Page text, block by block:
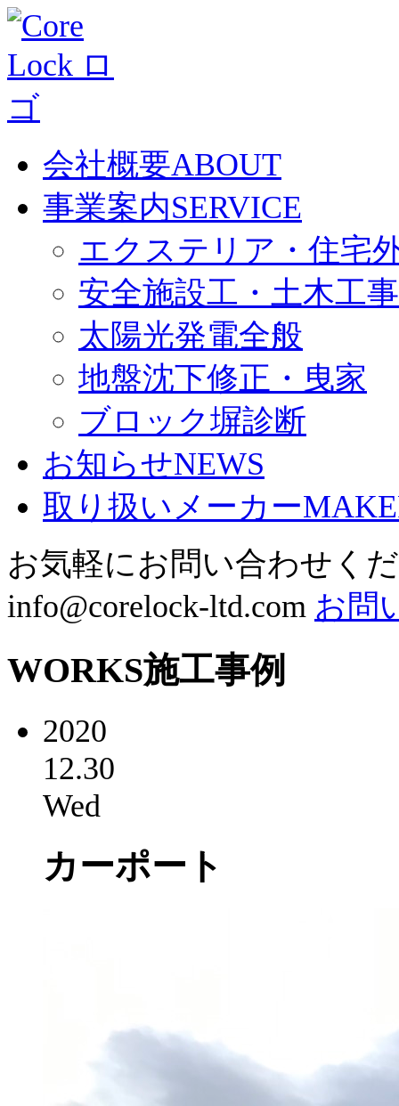
会社概要ABOUT
事業案内SERVICE
エクステリア・住宅
安全施設工・土木工事
太陽光発電全般
地盤沈下修正・曳家
ブロック塀診断
お知らせNEWS
取り扱いメーカー
お気軽にお問い合わせく
info@corelock-ltd.com お問
WORKS施工事例
2020
12.30
Wed
カーポート